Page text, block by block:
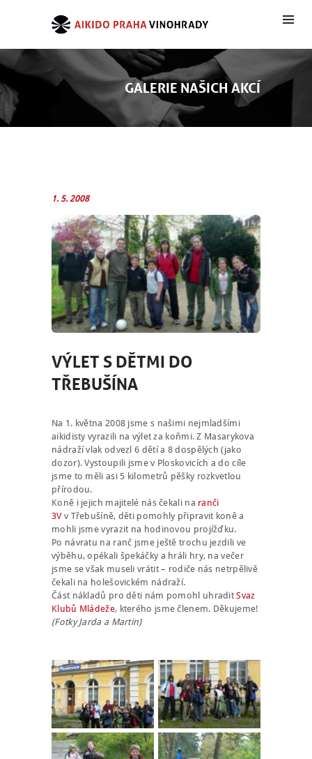
GALERIE NAŠICH AKCÍ
1. 5. 2008
VÝLET S DĚTMI DO
TŘEBUŠÍNA
Na 1. května 2008 jsme s našimi nejmladšími
aikidisty vyrazili na výlet za koňmi. Z Masarykova
nádraží vlak odvezl 6 dětí a 8 dospělých (jako
dozor). Vystoupili jsme v Ploskovicích a do cíle
jsme to měli asi 5 kilometrů pěšky rozkvetlou
přírodou.
Koně i jejich majitelé nás čekali na ranči
3Vv Třebušíně, děti pomohly připravit koně a
mohli jsme vyrazit na hodinovou projížďku.
Po návratu na ranč jsme ještě trochu jezdili ve
výběhu, opékali špekáčky a hráli hry, na večer
jsme se však museli vrátit – rodiče nás netrpělivě
čekali na holešovickém nádraží.
Část nákladů pro děti nám pomohl uhraditSvaz
Klubů Mládeže, kterého jsme členem. Děkujeme!
(Fotky Jarda a Martin)